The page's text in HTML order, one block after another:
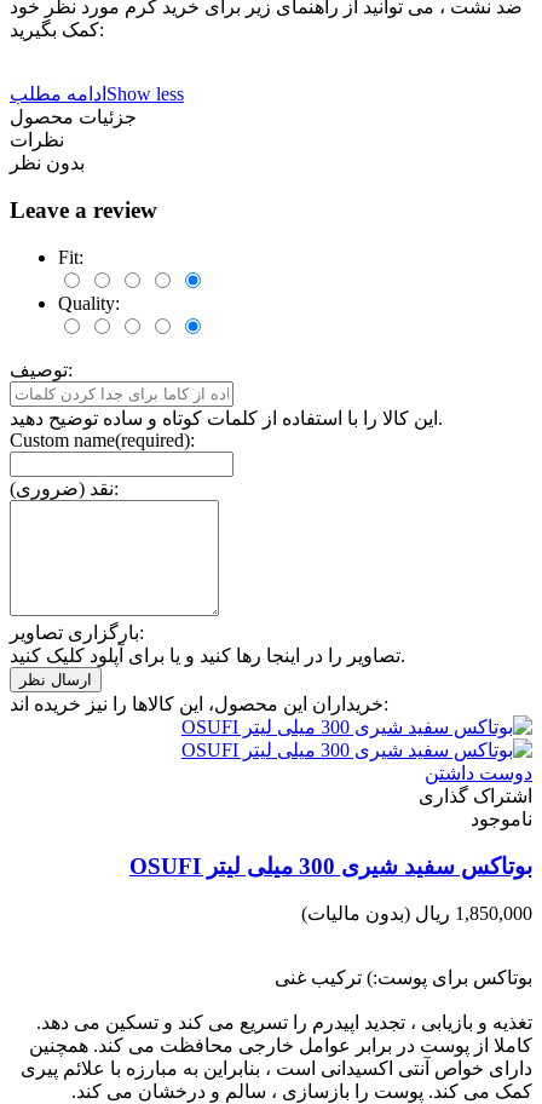
ضد نشت ، می توانید از راهنمای زیر برای خرید کرم مورد نظر خود
کمک بگیرید:
ادامه مطلب Show less
جزئیات محصول
نظرات
بدون نظر
Leave a review
Fit:
Quality:
توصیف:
این کالا را با استفاده از کلمات کوتاه و ساده توضیح دهید.
Custom name(required):
نقد (ضروری):
بارگزاری تصاویر:
تصاویر را در اینجا رها کنید و یا برای آپلود کلیک کنید.
خریداران این محصول، این کالاها را نیز خریده اند:
دوست داشتن
اشتراک گذاری
ناموجود
بوتاکس سفید شیری 300 میلی لیتر OSUFI
1,850,000 ریال (بدون مالیات)
بوتاکس برای پوست:) ترکیب غنی
تغذیه و بازیابی ، تجدید اپیدرم را تسریع می کند و تسکین می دهد.
کاملا از پوست در برابر عوامل خارجی محافظت می کند. همچنین
دارای خواص آنتی اکسیدانی است ، بنابراین به مبارزه با علائم پیری
کمک می کند. پوست را بازسازی ، سالم و درخشان می کند.